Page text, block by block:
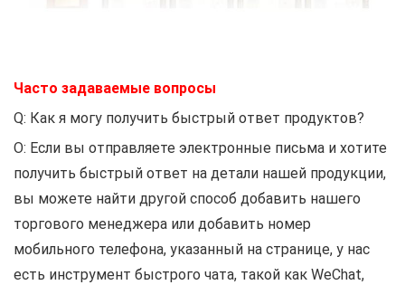
Часто задаваемые вопросы
Q: Как я могу получить быстрый ответ продуктов?
О: Если вы отправляете электронные письма и хотите
получить быстрый ответ на детали нашей продукции,
вы можете найти другой способ добавить нашего
торгового менеджера или добавить номер
мобильного телефона, указанный на странице, у нас
есть инструмент быстрого чата, такой как WeChat,